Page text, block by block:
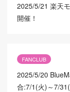
2025/5/21 楽天
開催！
FANCLUB
2025/5/20
合:7/1(火)～7/31(